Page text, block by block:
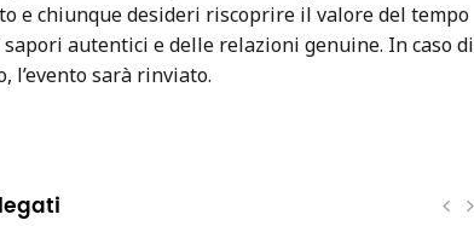
e chiunque desideri riscoprire il valore del tempo
autentici e delle relazioni genuine. In caso di
l’evento sarà rinviato.